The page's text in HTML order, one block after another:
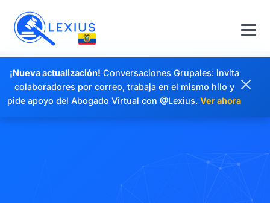
¡Nueva actualización! Conversaciones Grupales: invita
colaboradores por correo, trabaja en el mismo hilo y
pide apoyo del Abogado Virtual con @Lexius. Ver ahora